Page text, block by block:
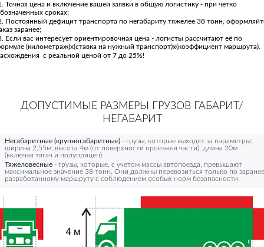
Точная цена и включение вашей заявки в общую логистику - при четко
сроках;
Постоянный дефицит транспорта по негабариту тяжелее 38 тонн,
заранее;
Если вас интересует ориентировочная цена - логисты рассчитают её по
(километраж)х(ставка на нужный транспорт)х(коэффициент маршрута).
с реальной ценой от 7 до 25%!
ДОПУСТИМЫЕ РАЗМЕРЫ ГРУЗОВ ГАБАРИТ/
НЕГАБАРИТ
Негабаритные (крупногабаритные) - грузы, которые выходят за параметры:
ширина 2,55м, высота 4м (от поверхности проезжей части), длина 20м
(включая тягач и полуприцеп);
Тяжеловесные - грузы, которые, с учетом массы автопоезда, превышают
максимальное значение 38 тонн. Они должны перевозиться только по заранее
разработанному маршруту с соблюдением особых норм безопасности.